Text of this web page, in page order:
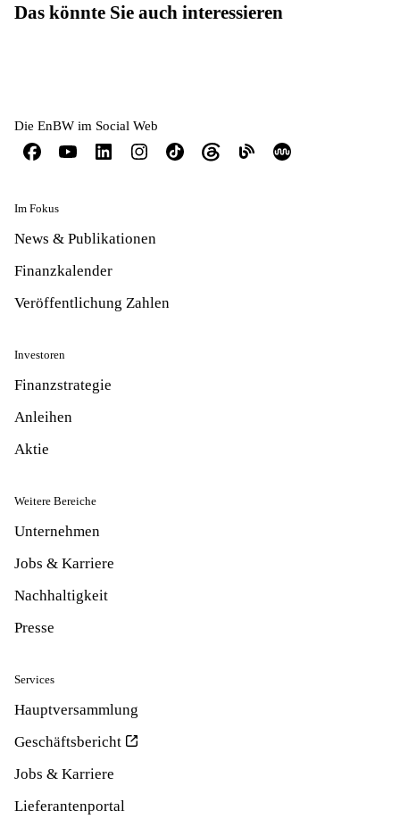
Das könnte Sie auch interessieren
Die EnBW im Social Web
Im Fokus
News & Publikationen
Finanzkalender
Veröffentlichung Zahlen
Investoren
Finanzstrategie
Anleihen
Aktie
Weitere Bereiche
Unternehmen
Jobs & Karriere
Nachhaltigkeit
Presse
Services
Hauptversammlung
Geschäftsbericht
Jobs & Karriere
Lieferantenportal